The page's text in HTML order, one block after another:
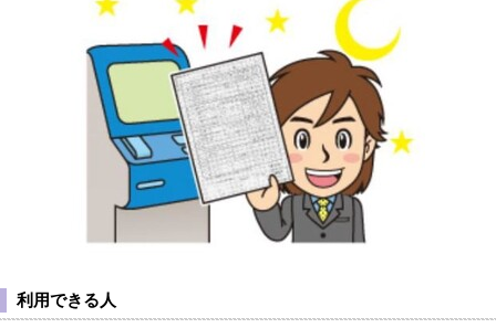
利用できる人